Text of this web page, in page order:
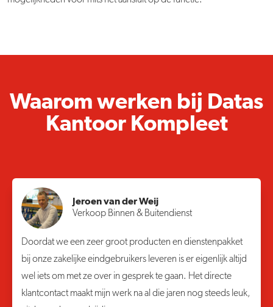
Waarom werken bij Datas
Kantoor Kompleet
Jeroen van der Weij
Verkoop Binnen & Buitendienst
Doordat we een zeer groot producten en dienstenpakket
bij onze zakelijke eindgebruikers leveren is er eigenlijk altijd
wel iets om met ze over in gesprek te gaan. Het directe
klantcontact maakt mijn werk na al die jaren nog steeds leuk,